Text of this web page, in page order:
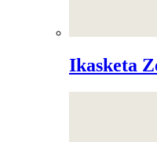
Ikasketa